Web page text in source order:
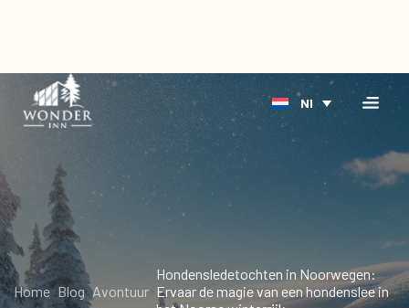
Home
Accommodatie
Arctisch
Delta
direct
Evenement
Over
Blog
Nl
Home Blog Avontuur
Hondensledetochten in Noorwegen:
Ervaar de magie van een hondenslee in